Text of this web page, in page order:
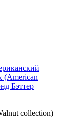
collection)